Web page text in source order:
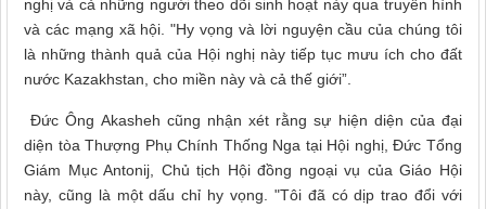
nghị và cả những người theo dõi sinh hoạt này qua truyền hình
và các mạng xã hội. "Hy vọng và lời nguyện cầu của chúng tôi
là những thành quả của Hội nghị này tiếp tục mưu ích cho đất
nước Kazakhstan, cho miền này và cả thế giới”.
Đức Ông Akasheh cũng nhận xét rằng sự hiện diện của đại
diện tòa Thượng Phụ Chính Thống Nga tại Hội nghị, Đức Tổng
Giám Mục Antonij, Chủ tịch Hội đồng ngoại vụ của Giáo Hội
này, cũng là một dấu chỉ hy vọng. "Tôi đã có dịp trao đổi với